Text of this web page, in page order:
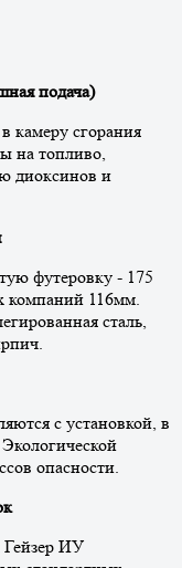
подача)
камеру сгорания
на топливо,
диоксинов и
футеровку - 175
компаний 116мм.
сталь,
с установкой, в
опасности.
Гейзер ИУ